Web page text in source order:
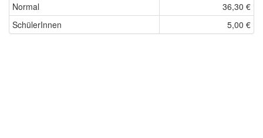
Normal
36,30 €
SchülerInnen
5,00 €